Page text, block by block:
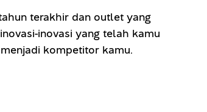
terakhir dan outlet yang
inovasi yang telah kamu
kompetitor kamu.